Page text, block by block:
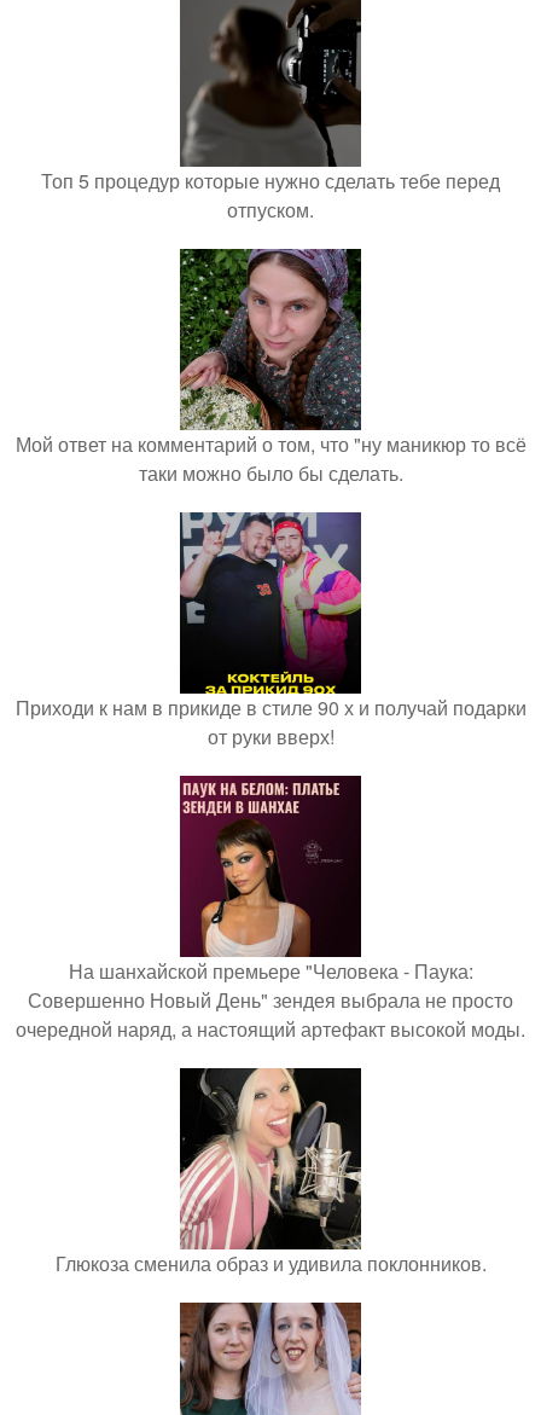
Топ 5 процедур которые нужно сделать тебе перед
отпуском.
Мой ответ на комментарий о том, что "ну маникюр то всё
таки можно было бы сделать.
Приходи к нам в прикиде в стиле 90 х и получай подарки
от руки вверх!
На шанхайской премьере "Человека - Паука:
Совершенно Новый День" зендея выбрала не просто
очередной наряд, а настоящий артефакт высокой моды.
Глюкоза сменила образ и удивила поклонников.